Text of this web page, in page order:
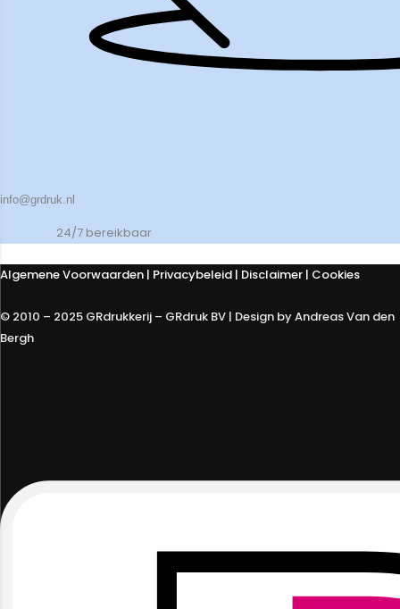
info@grdruk.nl
24/7 bereikbaar
Algemene Voorwaarden | Privacybeleid | Disclaimer | Cookies
© 2010 – 2025 GRdrukkerij – GRdruk BV | Design by Andreas Van den
Bergh